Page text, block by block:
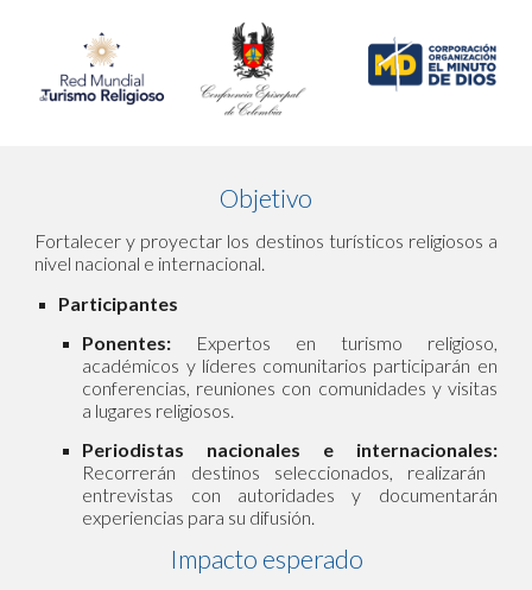
Objetivo
Fortalecer y proyectar los destinos turísticos religiosos a
nivel nacional e internacional.
Participantes
Ponentes: Expertos en turismo religioso,
académicos y líderes comunitarios participarán en
conferencias, reuniones con comunidades y visitas
a lugares religiosos.
Periodistas nacionales e internacionales:
Recorrerán destinos seleccionados, realizarán
entrevistas con autoridades y documentarán
experiencias para su difusión.
Impacto esperado